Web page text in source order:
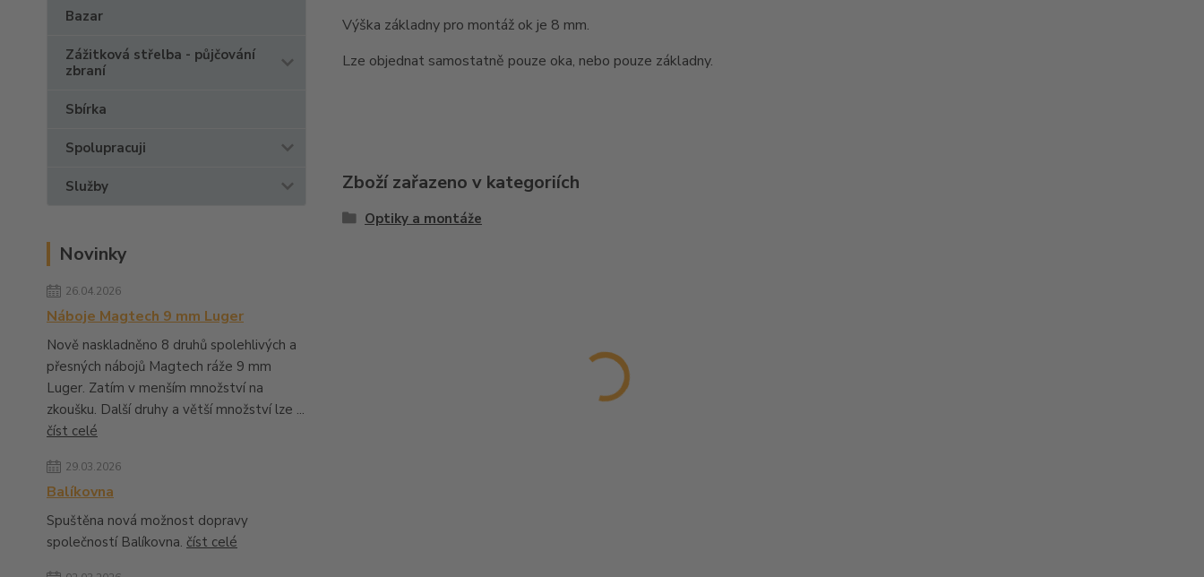
Bazar
Zážitková střelba - půjčování
zbraní
Sbírka
Spolupracuji
Služby
Novinky
26.04.2026
Náboje Magtech 9 mm Luger
Nově naskladněno 8 druhů spolehlivých a
přesných nábojů Magtech ráže 9 mm
Luger. Zatím v menším množství na
zkoušku. Další druhy a větší množství lze ...
číst celé
29.03.2026
Balíkovna
Spuštěna nová možnost dopravy
společností Balíkovna. číst celé
Výška základny pro montáž ok je 8 mm.
Lze objednat samostatně pouze oka, nebo pouze základny.
Zboží zařazeno v kategoriích
Optiky a montáže